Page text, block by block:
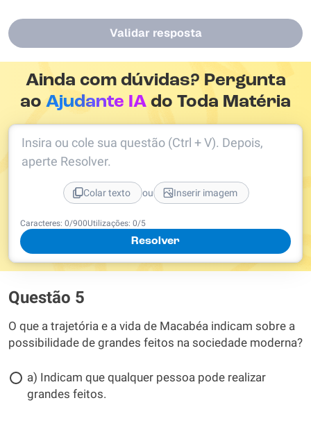
Validar resposta
Ainda com dúvidas? Pergunta
aoAjudante IA do Toda Matéria
Caracteres: 0/900Utilizações: 0/5
Resolver
Insira ou cole sua questão (Ctrl + V). Depois,
aperte Resolver.
Colar texto ou Inserir imagem
Questão 5
O que a trajetória e a vida de Macabéa indicam sobre a
possibilidade de grandes feitos na sociedade moderna?
a) Indicam que qualquer pessoa pode realizar
grandes feitos.